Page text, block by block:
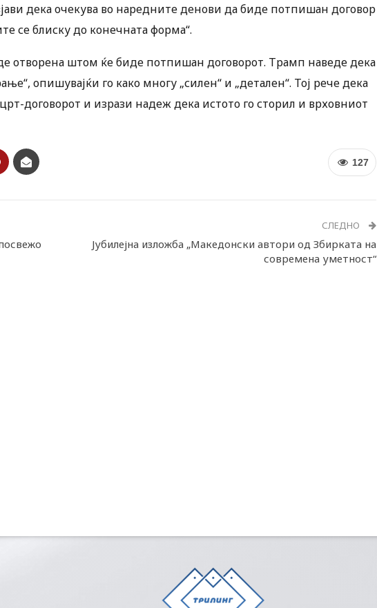
дека очекува во наредните денови да биде потпишан договор
се блиску до конечната форма“.
отворена штом ќе биде потпишан договорот. Трамп наведе дека
опишувајќи го како многу „силен“ и „детален“. Тој рече дека
договорот и изрази надеж дека истото го сторил и врховниот
127
СЛЕДНО
Јубилејна изложба „Македонски автори од Збирката на
современа уметност“